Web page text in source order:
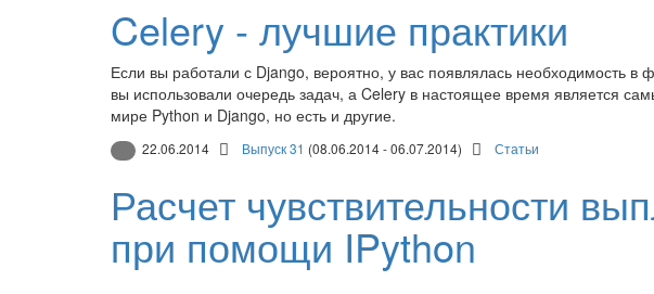
Celery - лучшие практики
Если вы работали с Django, вероятно, у вас появлялась необходимость в
вы использовали очередь задач, а Celery в настоящее время является
мире Python и Django, но есть и другие.
22.06.2014 Выпуск 31 (08.06.2014 - 06.07.2014) Статьи
Расчет чувствительности
при помощи IPython